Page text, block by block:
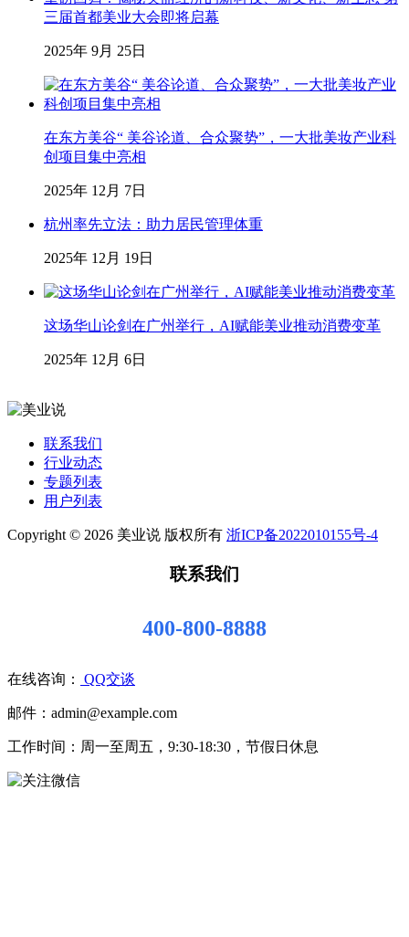
三届首都美业大会即将启幕
2025年 9月 25日
在东方美谷“ 美谷论道、合众聚势”，一大批美妆产业科
创项目集中亮相
2025年 12月 7日
杭州率先立法：助力居民管理体重
2025年 12月 19日
这场华山论剑在广州举行，AI赋能美业推动消费变革
2025年 12月 6日
联系我们
行业动态
专题列表
用户列表
Copyright © 2026 美业说 版权所有 浙ICP备2022010155号-4
联系我们
400-800-8888
在线咨询： QQ交谈
邮件：admin@example.com
工作时间：周一至周五，9:30-18:30，节假日休息